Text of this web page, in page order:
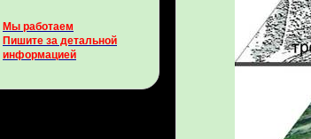
Мы работаем
Пишите за детальной
информацией